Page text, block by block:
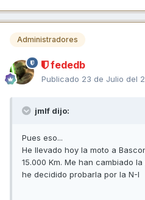
Administradores
fededb
Publicado 23 de Julio del
jmlf dijo:
Pues eso...
He llevado hoy la moto a
15.000 Km. Me han cambiado
he decidido probarla por la N-I